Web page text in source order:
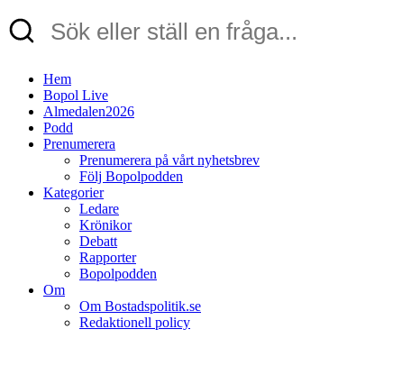
Hem
Bopol Live
Almedalen2026
Podd
Prenumerera
Prenumerera på vårt nyhetsbrev
Följ Bopolpodden
Kategorier
Ledare
Krönikor
Debatt
Rapporter
Bopolpodden
Om
Om Bostadspolitik.se
Redaktionell policy